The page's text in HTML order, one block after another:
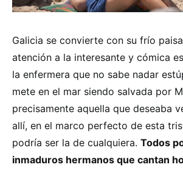
Galicia se convierte con su frío
atención a la interesante y cómica
la enfermera que no sabe nadar
mete en el mar siendo salvada por
precisamente aquella que deseaba
allí, en el marco perfecto de esta
podría ser la de cualquiera. Todos
inmaduros hermanos que cantan